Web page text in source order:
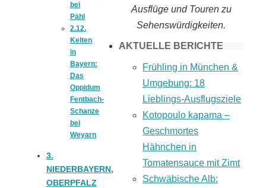
bei
Pähl
2.12.
Kelten
in
Bayern:
Das
Oppidum
Fentbach-
Schanze
bei
Weyarn
3.
NIEDERBAYERN,
OBERPFALZ
Ausflüge und Touren zu
Sehenswürdigkeiten.
AKTUELLE BERICHTE
Frühling in München &
Umgebung: 18
Lieblings-Ausflugsziele
Kotopoulo kapama –
Geschmortes
Hähnchen in
Tomatensauce mit Zimt
Schwäbische Alb: